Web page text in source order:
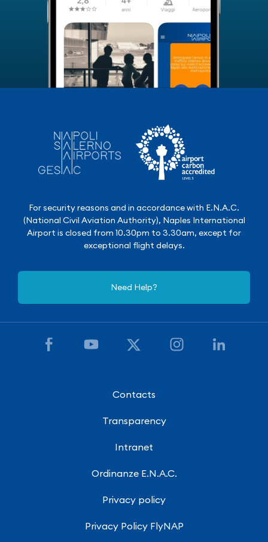
For security reasons and in accordance with E.N.A.C.
(National Civil Aviation Authority), Naples International
Airport is closed from 10.30pm to 3.30am, except for
exceptional flight delays.
Need Help?
Contacts
Transparency
Intranet
Ordinanze E.N.A.C.
Privacy policy
Privacy Policy FlyNAP